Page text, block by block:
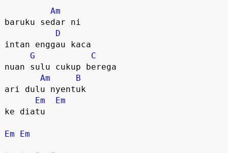
Am
baruku sedar ni
D
intan enggau kaca
G
C
nuan sulu cukup berega
Am
B
ari dulu nyentuk
Em
Em
ke diatu
Em Em